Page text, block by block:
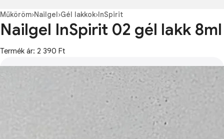
Műköröm›Nailgel›Gél lakkok›InSpirit
Nailgel InSpirit 02 gél lakk 8ml
Termék ár: 2 390 Ft